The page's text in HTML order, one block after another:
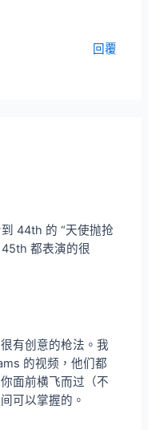
回覆
44th 的 “天使抛抢
都表演的很
有创意的枪法。我
的视频，他们都
面前横飞而过（不
可以掌握的。